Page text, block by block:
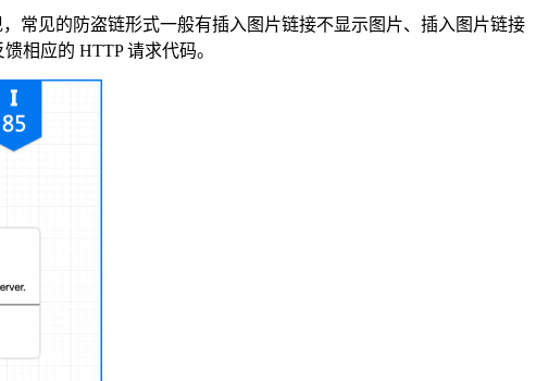
常见的防盗链形式一般有插入图片链接不显示图片、插入图片链接
相应的 HTTP 请求代码。